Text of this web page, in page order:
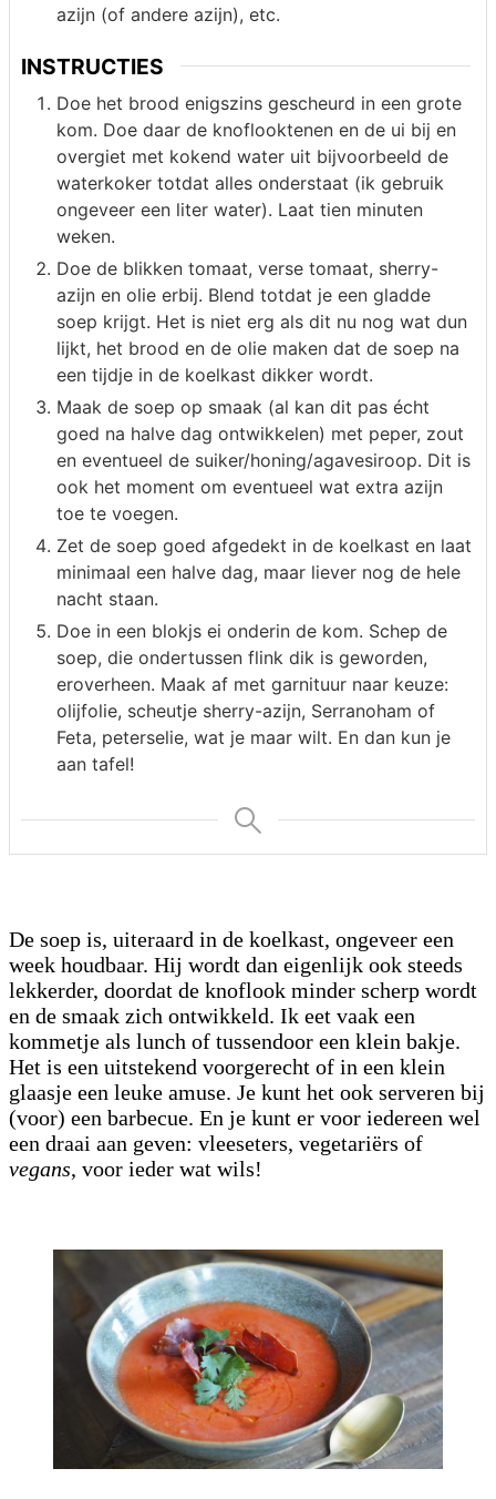
azijn (of andere azijn), etc.
INSTRUCTIES
Doe het brood enigszins gescheurd in een grote
kom. Doe daar de knoflooktenen en de ui bij en
overgiet met kokend water uit bijvoorbeeld de
waterkoker totdat alles onderstaat (ik gebruik
ongeveer een liter water). Laat tien minuten
weken.
Doe de blikken tomaat, verse tomaat, sherry-
azijn en olie erbij. Blend totdat je een gladde
soep krijgt. Het is niet erg als dit nu nog wat dun
lijkt, het brood en de olie maken dat de soep na
een tijdje in de koelkast dikker wordt.
Maak de soep op smaak (al kan dit pas écht
goed na halve dag ontwikkelen) met peper, zout
en eventueel de suiker/honing/agavesiroop. Dit is
ook het moment om eventueel wat extra azijn
toe te voegen.
Zet de soep goed afgedekt in de koelkast en laat
minimaal een halve dag, maar liever nog de hele
nacht staan.
Doe in een blokjs ei onderin de kom. Schep de
soep, die ondertussen flink dik is geworden,
eroverheen. Maak af met garnituur naar keuze:
olijfolie, scheutje sherry-azijn, Serranoham of
Feta, peterselie, wat je maar wilt. En dan kun je
aan tafel!
De soep is, uiteraard in de koelkast, ongeveer een
week houdbaar. Hij wordt dan eigenlijk ook steeds
lekkerder, doordat de knoflook minder scherp wordt
en de smaak zich ontwikkeld. Ik eet vaak een
kommetje als lunch of tussendoor een klein bakje.
Het is een uitstekend voorgerecht of in een klein
glaasje een leuke amuse. Je kunt het ook serveren bij
(voor) een barbecue. En je kunt er voor iedereen wel
een draai aan geven: vleeseters, vegetariërs of
vegans, voor ieder wat wils!